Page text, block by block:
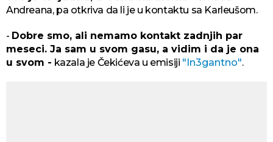
Andreana, pa otkriva da li je u kontaktu sa Karleušom.
- Dobre smo, ali nemamo kontakt zadnjih par
meseci. Ja sam u svom gasu, a vidim i da je ona
u svom - kazala je Čekićeva u emisiji "In3gantno".